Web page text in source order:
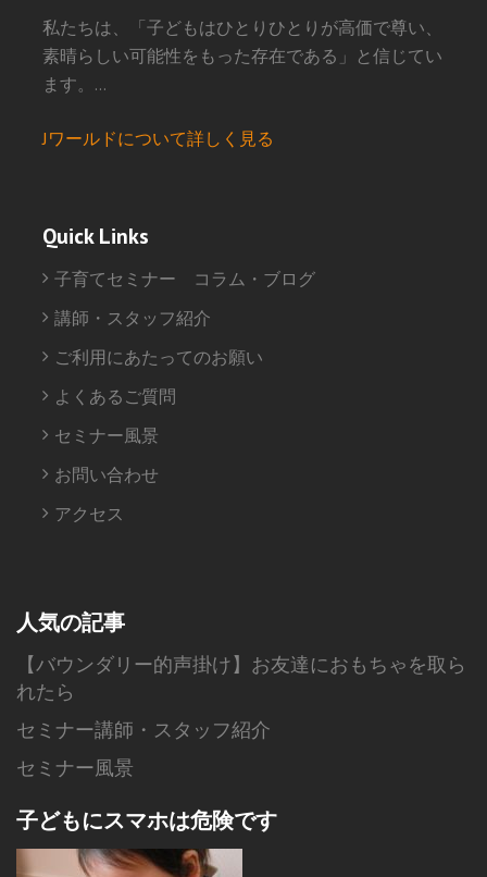
私たちは、「子どもはひとりひとりが高価で尊い、
素晴らしい可能性をもった存在である」と信じてい
ます。…
Jワールドについて詳しく見る
Quick Links
子育てセミナー コラム・ブログ
講師・スタッフ紹介
ご利用にあたってのお願い
よくあるご質問
セミナー風景
お問い合わせ
アクセス
人気の記事
【バウンダリー的声掛け】お友達におもちゃを取ら
れたら
セミナー講師・スタッフ紹介
セミナー風景
子どもにスマホは危険です